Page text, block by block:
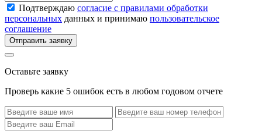
Подтверждаю согласие с правилами обработки
персональных данных и принимаю пользовательское
соглашение
Отправить заявку
Оставьте заявку
Проверь какие 5 ошибок есть в любом годовом отчете